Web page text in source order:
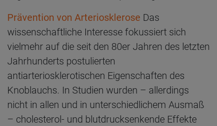
Prävention von Arteriosklerose Das
wissenschaftliche Interesse fokussiert sich
vielmehr auf die seit den 80er Jahren des letzten
Jahrhunderts postulierten
antiarteriosklerotischen Eigenschaften des
Knoblauchs. In Studien wurden – allerdings
nicht in allen und in unterschiedlichem Ausmaß
– cholesterol- und blutdrucksenkende Effekte